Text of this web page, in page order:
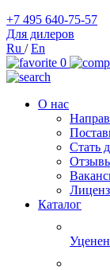
+7 495 640-75-57
Для дилеров
Ru /En
0
О нас
Стать
Каталог